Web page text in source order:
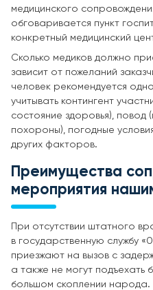
медицинского
обговаривается пункт
конкретный медицинский
Сколько медиков должно
зависит от пожеланий
человек рекомендуется
учитывать контингент
состояние здоровья), повод
похороны), погодные
других факторов.
Преимущества
мероприятия
При отсутствии штатного
в государственную службу
приезжают на вызов с
а также не могут подъехать
большом скоплении народа.